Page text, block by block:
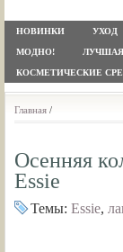
НОВИНКИ УХОД
МОДНО!
КОСМЕТИЧЕСКИЕ
Главная /
Осенняя
Essie
Темы: Essie,